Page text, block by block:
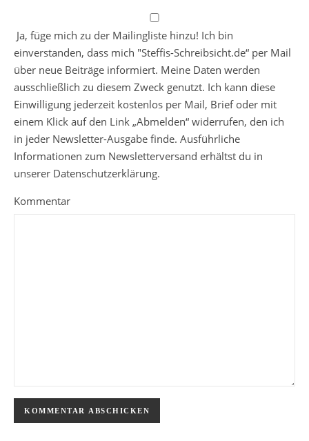
Ja, füge mich zu der Mailingliste hinzu! Ich bin
einverstanden, dass mich "Steffis-Schreibsicht.de“ per Mail
über neue Beiträge informiert. Meine Daten werden
ausschließlich zu diesem Zweck genutzt. Ich kann diese
Einwilligung jederzeit kostenlos per Mail, Brief oder mit
einem Klick auf den Link „Abmelden“ widerrufen, den ich
in jeder Newsletter-Ausgabe finde. Ausführliche
Informationen zum Newsletterversand erhältst du in
unserer Datenschutzerklärung.
Kommentar